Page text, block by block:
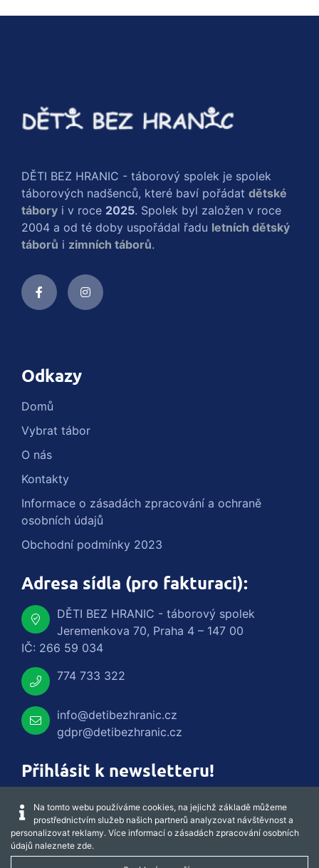
DĚTI BEZ HRANIC - táborový spolek je spolek
táborových nadšenců, které baví pořádat dětské
tábory i v roce 2025. Spolek byl založen v roce
2004 a od té doby uspořádal řadu letních dětský
táborů i zimních táborů.
Odkazy
Domů
Vybrat tábor
O nás
Kontakty
Informace o zásadách zpracování a ochraně
osobních údajů
Obchodní podmínky 2023
Adresa sídla (pro fakturaci):
DĚTI BEZ HRANIC - táborový spolek
Jeremenkova 70, Praha 4 – 147 00
IČ: 266 59 034
774 733 322
info@detibezhranic.cz
gdpr@detibezhranic.cz
Přihlásit k newsletteru!
Na tomto webu používáme cookies, na jejichž základě můžeme
prostřednictvím služeb našich partnerů analyzovat návštěvnost a
personalizovat reklamy. Více informací o zásadách zpracování osobních
údajů naleznete zde.